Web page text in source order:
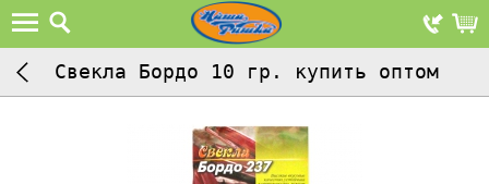
Свекла Бордо 10 гр. купить оптом